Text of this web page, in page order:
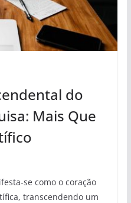
do
Mais Que
se como o coração
transcendendo um